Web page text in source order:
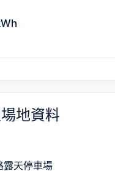
地資料
露天停車場